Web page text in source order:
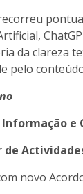
da clareza
pelo
Informação e
de
novo